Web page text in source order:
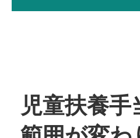
児童扶養